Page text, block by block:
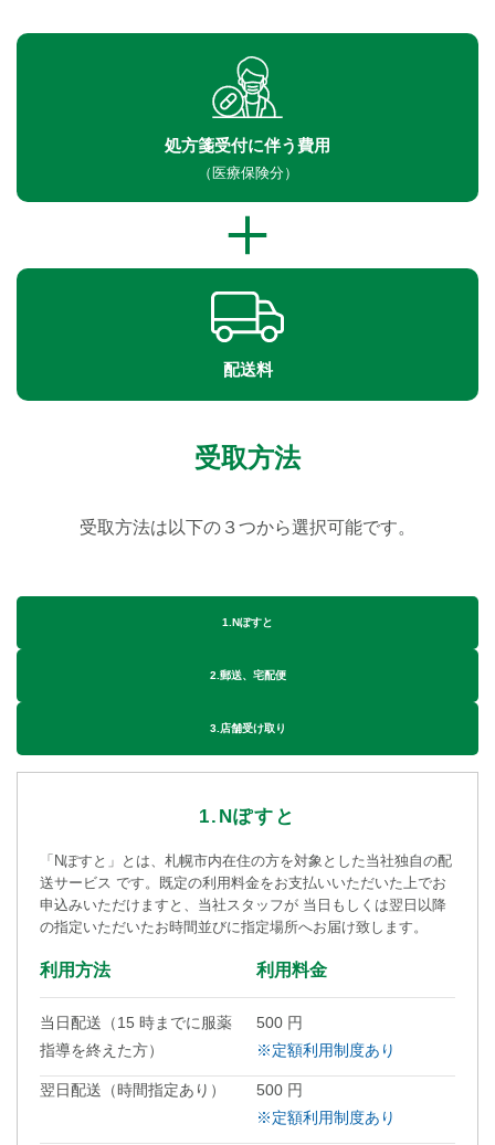
処方箋受付に伴う費用
（医療保険分）
配送料
受取方法
受取方法は以下の３つから選択可能です。
1.Nぽすと
2.郵送、宅配便
3.店舗受け取り
1.Nぽすと
「Nぽすと」とは、札幌市内在住の方を対象とした当社独自の配
送サービス です。既定の利用料金をお支払いいただいた上でお
申込みいただけますと、当社スタッフが 当日もしくは翌日以降
の指定いただいたお時間並びに指定場所へお届け致します。
利用方法 利用料金
当日配送（15 時までに服薬
指導を終えた方）
500 円
※定額利用制度あり
翌日配送（時間指定あり）
500 円
※定額利用制度あり